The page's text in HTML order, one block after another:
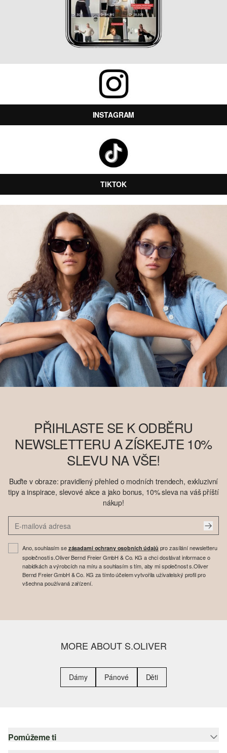
INSTAGRAM
TIKTOK
PŘIHLASTE SE K ODBĚRU
NEWSLETTERU A ZÍSKEJTE 10%
SLEVU NA VŠE!
Buďte v obraze: pravidlený přehled o modních trendech, exkluzivní
tipy a inspirace, slevové akce a jako bonus, 10% sleva na váš příští
nákup!
Ano, souhlasím se zásadami ochrany osobních údajů pro zasílání newsletteru
společnosti s.Oliver Bernd Freier GmbH & Co. KG a chci dostávat informace o
nabídkách a výrobcích na míru a souhlasím s tím, aby mi společnost s.Oliver
Bernd Freier GmbH & Co. KG za tímto účelem vytvořila uživatelský profil pro
všechna používaná zařízení.
MORE ABOUT S.OLIVER
Dámy Pánové Děti
Pomůžeme ti